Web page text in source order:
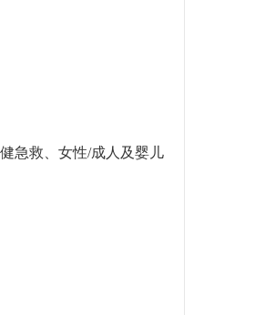
急救、女性/成人及婴儿